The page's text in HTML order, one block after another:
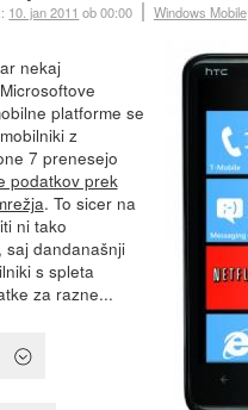
:: 10. jan 2011 ob 00:00 Windows Mobile
nekaj
platforme se
z
7 prenesejo
podatkov prek
. To sicer na
ni tako
saj dandanašnji
s spleta
za razne...